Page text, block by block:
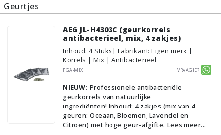
Geurtjes
AEG JL-H4303C (geurkorrels
antibacterieel, mix, 4 zakjes)
Inhoud: 4 Stuks | Fabrikant: Eigen merk |
Korrels | Mix | Antibacterieel
FGA-MIX
Vraagje?
NIEUW: Professionele antibacteriële
geurkorrels van natuurlijke
ingrediënten! Inhoud: 4 zakjes (mix van 4
geuren: Oceaan, Bloemen, Lavendel en
Citroen) met hoge geur-afgifte. Lees meer...